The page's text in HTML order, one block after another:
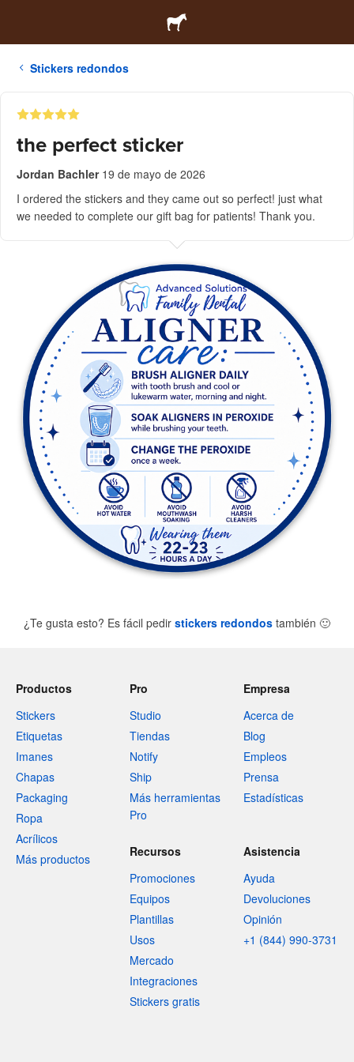
Stickers redondos
the perfect sticker
Jordan Bachler 19 de mayo de 2026
I ordered the stickers and they came out so perfect! just what
we needed to complete our gift bag for patients! Thank you.
¿Te gusta esto? Es fácil pedir stickers redondos también 🙂
Productos
Stickers
Etiquetas
Imanes
Chapas
Packaging
Ropa
Acrílicos
Más productos
Pro
Studio
Tiendas
Notify
Ship
Más herramientas
Pro
Empresa
Acerca de
Blog
Empleos
Prensa
Estadísticas
Recursos
Promociones
Equipos
Plantillas
Usos
Mercado
Integraciones
Stickers gratis
Asistencia
Ayuda
Devoluciones
Opinión
+1 (844) 990-3731